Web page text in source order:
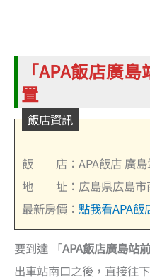
「APA飯店廣島
置
飯店資訊
飯 店：APA飯店 廣島
地 址：広島県広島市
最新房價：點我看APA
要到達 「APA飯店廣島站
出車站南口之後，直接往